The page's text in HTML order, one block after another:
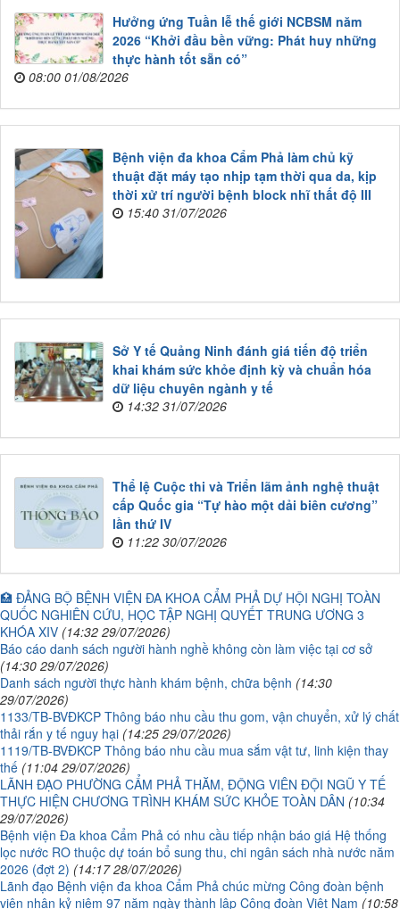
Hưởng ứng Tuần lễ thế giới NCBSM năm
2026 “Khởi đầu bền vững: Phát huy những
thực hành tốt sẵn có”
08:00 01/08/2026
Bệnh viện đa khoa Cẩm Phả làm chủ kỹ
thuật đặt máy tạo nhịp tạm thời qua da, kịp
thời xử trí người bệnh block nhĩ thất độ III
15:40 31/07/2026
Sở Y tế Quảng Ninh đánh giá tiến độ triển
khai khám sức khỏe định kỳ và chuẩn hóa
dữ liệu chuyên ngành y tế
14:32 31/07/2026
Thể lệ Cuộc thi và Triển lãm ảnh nghệ thuật
cấp Quốc gia “Tự hào một dải biên cương”
lần thứ IV
11:22 30/07/2026
🏥 ĐẢNG BỘ BỆNH VIỆN ĐA KHOA CẨM PHẢ DỰ HỘI NGHỊ TOÀN
QUỐC NGHIÊN CỨU, HỌC TẬP NGHỊ QUYẾT TRUNG ƯƠNG 3
KHÓA XIV (14:32 29/07/2026)
Báo cáo danh sách người hành nghề không còn làm việc tại cơ sở
(14:30 29/07/2026)
Danh sách người thực hành khám bệnh, chữa bệnh (14:30
29/07/2026)
1133/TB-BVĐKCP Thông báo nhu cầu thu gom, vận chuyển, xử lý chất
thải rắn y tế nguy hại (14:25 29/07/2026)
1119/TB-BVĐKCP Thông báo nhu cầu mua sắm vật tư, linh kiện thay
thế (11:04 29/07/2026)
LÃNH ĐẠO PHƯỜNG CẨM PHẢ THĂM, ĐỘNG VIÊN ĐỘI NGŨ Y TẾ
THỰC HIỆN CHƯƠNG TRÌNH KHÁM SỨC KHỎE TOÀN DÂN (10:34
29/07/2026)
Bệnh viện Đa khoa Cẩm Phả có nhu cầu tiếp nhận báo giá Hệ thống
lọc nước RO thuộc dự toán bổ sung thu, chi ngân sách nhà nước năm
2026 (đợt 2) (14:17 28/07/2026)
Lãnh đạo Bệnh viện đa khoa Cẩm Phả chúc mừng Công đoàn bệnh
viện nhân kỷ niệm 97 năm ngày thành lập Công đoàn Việt Nam (10:58